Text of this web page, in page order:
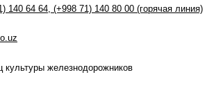
140 64 64, (+998 71) 140 80 00 (горячая линия)
культуры железнодорожников